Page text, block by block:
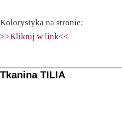
Kolorystyka na stronie:
>>Kliknij w link<<
Tkanina TILIA